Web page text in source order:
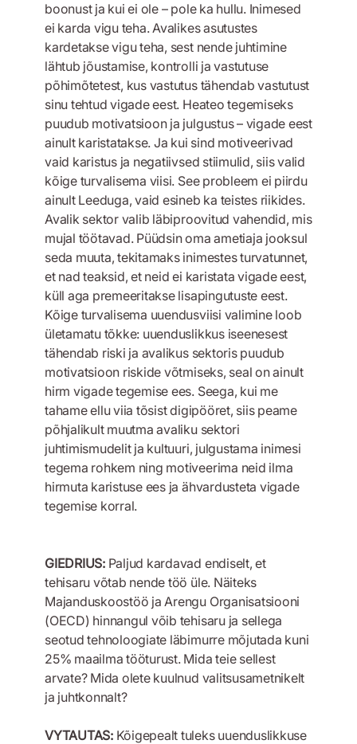
boonust ja kui ei ole – pole ka hullu. Inimesed
ei karda vigu teha. Avalikes asutustes
kardetakse vigu teha, sest nende juhtimine
lähtub jõustamise, kontrolli ja vastutuse
põhimõtetest, kus vastutus tähendab vastutust
sinu tehtud vigade eest. Heateo tegemiseks
puudub motivatsioon ja julgustus – vigade eest
ainult karistatakse. Ja kui sind motiveerivad
vaid karistus ja negatiivsed stiimulid, siis valid
kõige turvalisema viisi. See probleem ei piirdu
ainult Leeduga, vaid esineb ka teistes riikides.
Avalik sektor valib läbiproovitud vahendid, mis
mujal töötavad. Püüdsin oma ametiaja jooksul
seda muuta, tekitamaks inimestes turvatunnet,
et nad teaksid, et neid ei karistata vigade eest,
küll aga premeeritakse lisapingutuste eest.
Kõige turvalisema uuendusviisi valimine loob
ületamatu tõkke: uuenduslikkus iseenesest
tähendab riski ja avalikus sektoris puudub
motivatsioon riskide võtmiseks, seal on ainult
hirm vigade tegemise ees. Seega, kui me
tahame ellu viia tõsist digipööret, siis peame
põhjalikult muutma avaliku sektori
juhtimismudelit ja kultuuri, julgustama inimesi
tegema rohkem ning motiveerima neid ilma
hirmuta karistuse ees ja ähvardusteta vigade
tegemise korral.
GIEDRIUS: Paljud kardavad endiselt, et
tehisaru võtab nende töö üle. Näiteks
Majanduskoostöö ja Arengu Organisatsiooni
(OECD) hinnangul võib tehisaru ja sellega
seotud tehnoloogiate läbimurre mõjutada kuni
25% maailma tööturust. Mida teie sellest
arvate? Mida olete kuulnud valitsusametnikelt
ja juhtkonnalt?
VYTAUTAS:Kõigepealt tuleks uuenduslikkuse